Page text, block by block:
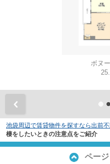
ボヌ
池袋周辺で賃貸物件を探すなら出前
棲をしたいときの注意点をご紹介
ペー